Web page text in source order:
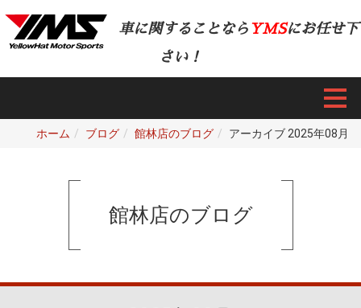
車に関することなら YMSにお任せ下
さい！
ホーム ブログ 館林店のブログ アーカイブ 2025年08月
館林店のブログ